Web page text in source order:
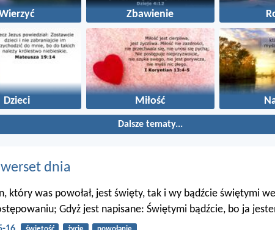
Zbawienie
Dzieci Miłość
Dalsze tematy...
dnia
który was powołał, jest święty, tak i wy bądźcie świętymi
Gdyż jest napisane: Świętymi bądźcie, bo ja